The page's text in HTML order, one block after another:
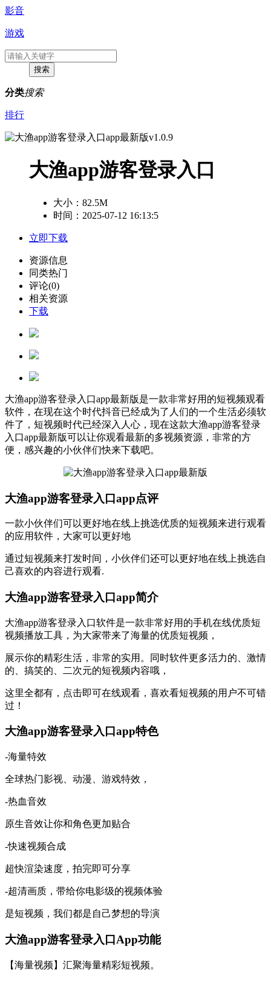
影音
游戏
分类搜索
排行
大渔app游客登录入口
大小： 82.5M
时间：2025-07-12 16:13:5
立即下载
资源信息
同类热门
评论(0)
相关资源
下载
大渔app游客登录入口app最新版是一款非常好用的短视频观看
软件，在现在这个时代抖音已经成为了人们的一个生活必须软
件了，短视频时代已经深入人心，现在这款大渔app游客登录
入口app最新版可以让你观看最新的多视频资源，非常的方
便，感兴趣的小伙伴们快来下载吧。
大渔app游客登录入口app点评
一款小伙伴们可以更好地在线上挑选优质的短视频来进行观看
的应用软件，大家可以更好地
通过短视频来打发时间，小伙伴们还可以更好地在线上挑选自
己喜欢的内容进行观看.
大渔app游客登录入口app简介
大渔app游客登录入口软件是一款非常好用的手机在线优质短
视频播放工具，为大家带来了海量的优质短视频，
展示你的精彩生活，非常的实用。同时软件更多活力的、激情
的、搞笑的、二次元的短视频内容哦，
这里全都有，点击即可在线观看，喜欢看短视频的用户不可错
过！
大渔app游客登录入口app特色
-海量特效
全球热门影视、动漫、游戏特效，
-热血音效
原生音效让你和角色更加贴合
-快速视频合成
超快渲染速度，拍完即可分享
-超清画质，带给你电影级的视频体验
是短视频，我们都是自己梦想的导演
大渔app游客登录入口App功能
【海量视频】汇聚海量精彩短视频。